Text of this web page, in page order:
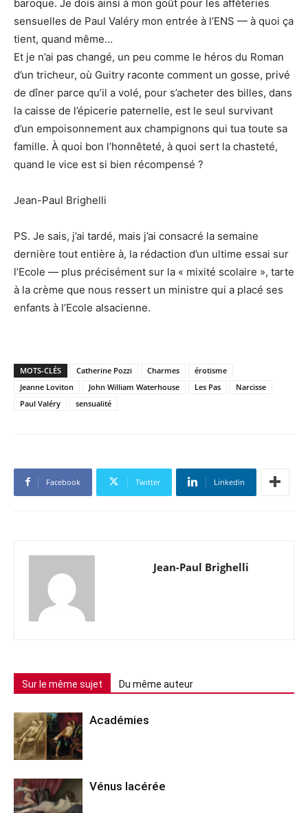
baroque. Je dois ainsi à mon goût pour les affèteries
sensuelles de Paul Valéry mon entrée à l’ENS — à quoi ça
tient, quand même…
Et je n’ai pas changé, un peu comme le héros du Roman
d’un tricheur, où Guitry raconte comment un gosse, privé
de dîner parce qu’il a volé, pour s’acheter des billes, dans
la caisse de l’épicerie paternelle, est le seul survivant
d’un empoisonnement aux champignons qui tua toute sa
famille. À quoi bon l’honnêteté, à quoi sert la chasteté,
quand le vice est si bien récompensé ?
Jean-Paul Brighelli
PS. Je sais, j’ai tardé, mais j’ai consacré la semaine
dernière tout entière à, la rédaction d’un ultime essai sur
l’Ecole — plus précisément sur la « mixité scolaire », tarte
à la crème que nous ressert un ministre qui a placé ses
enfants à l’Ecole alsacienne.
MOTS-CLÉS Catherine Pozzi Charmes
érotisme
Jeanne Loviton
John William Waterhouse Les Pas
Narcisse
Paul Valéry
sensualité
Facebook Twitter Linkedin
Jean-Paul Brighelli
Sur le même sujet Du même auteur
Académies
Vénus lacérée